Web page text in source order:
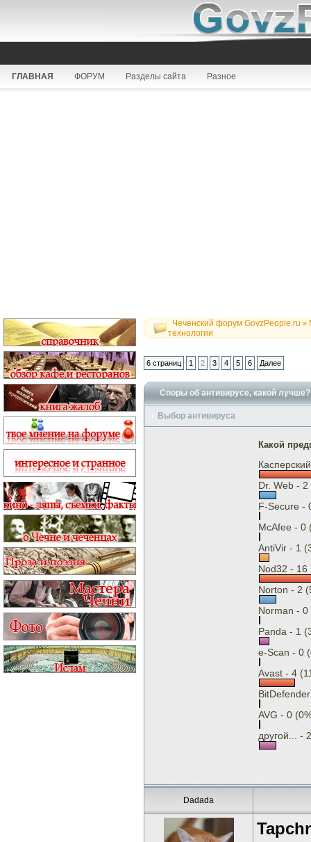
ГЛАВНАЯ ФОРУМ Разделы сайта Разное
Чеченский форум GovzPeople.ru »
технологии
6 страниц 1 2 3 4 5 6 Далее
Споры об антивирусе, какой лучше?
Выбор антивируса
Какой
Dr. Web -
F-Secure -
McAfee - 0
AntiVir - 1
Nod32 - 16
Norton - 2
Norman - 0
Panda - 1
e-Scan - 0
Avast - 4
AVG - 0
другой... -
Dadada